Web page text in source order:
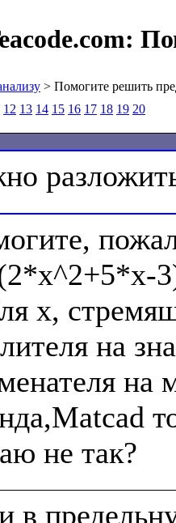
> Помогите решить
12 13 14 15 16 17 18 19 20
x,
на
на
в